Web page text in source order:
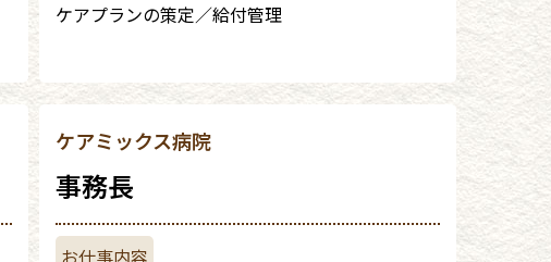
ケアプランの策定
給付管理
ケアミックス病院
事務長